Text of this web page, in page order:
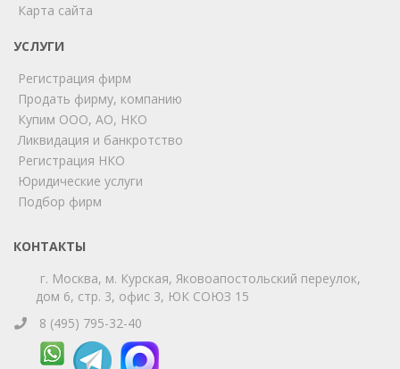
Карта сайта
УСЛУГИ
Регистрация фирм
Продать фирму, компанию
Купим ООО, АО, НКО
Ликвидация и банкротство
Регистрация НКО
Юридические услуги
Подбор фирм
КОНТАКТЫ
г. Москва, м. Курская, Яковоапостольский переулок,
дом 6, стр. 3, офис 3, ЮК СОЮЗ 15
8 (495) 795-32-40
Мы на связи!
Позвоните нам или свяжитесь с нами через любой
удобный мессенджер!
Telegram
Телефон